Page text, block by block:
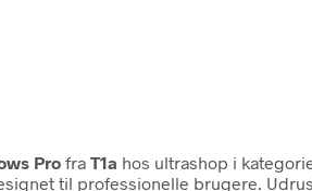
Pro fra T1a hos ultrashop i
til professionelle brugere.